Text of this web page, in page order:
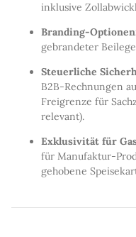
inklusive
Branding-
gebrandeter
Steuerliche
B2B-Rechnungen
Freigrenze für
relevant).
Exklusivität für
für Manufaktur-
gehobene